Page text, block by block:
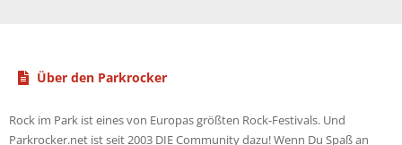
Über den Parkrocker
Rock im Park ist eines von Europas größten Rock-Festivals. Und
Parkrocker.net ist seit 2003 DIE Community dazu! Wenn Du Spaß an